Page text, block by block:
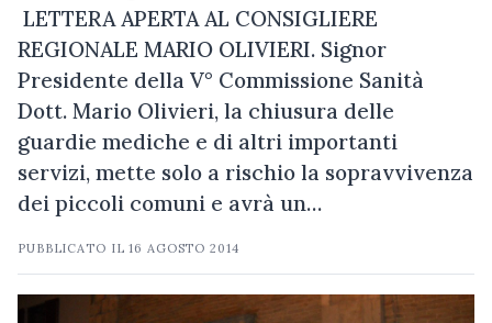
LETTERA APERTA AL CONSIGLIERE
REGIONALE MARIO OLIVIERI. Signor
Presidente della V° Commissione Sanità
Dott. Mario Olivieri, la chiusura delle
guardie mediche e di altri importanti
servizi, mette solo a rischio la sopravvivenza
dei piccoli comuni e avrà un…
PUBBLICATO IL16 AGOSTO 2014